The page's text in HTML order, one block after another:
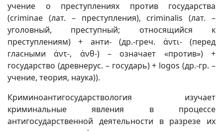
учение о преступлениях против государства
(criminae (лат. – преступления), criminalis (лат. –
уголовный, преступный; относящийся к
преступлениям) + анти- (др.-греч. ἀντι- (перед
гласными ἀντ-, ἀνθ-) – означает «против») +
государство (древнерус. – государь) + logos (др.-гр. –
учение, теория, наука)).
Криминоантигосударствология изучает
криминальные явления в процессе
антигосударственной деятельности в разрезе их